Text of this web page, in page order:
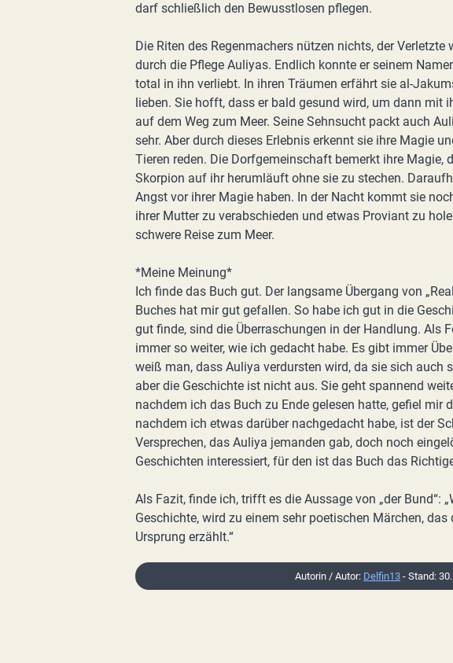
darf schließlich den Bewusstlosen pflegen.
Die Riten des Regenmachers nützen nichts, der
durch die Pflege Auliyas. Endlich konnte er seinem
total in ihn verliebt. In ihren Träumen erfährt sie al-
lieben. Sie hofft, dass er bald gesund wird, um dann mit
auf dem Weg zum Meer. Seine Sehnsucht packt auch
sehr. Aber durch dieses Erlebnis erkennt sie ihre Magie
Tieren reden. Die Dorfgemeinschaft bemerkt ihre Magie,
Skorpion auf ihr herumläuft ohne sie zu stechen.
Angst vor ihrer Magie haben. In der Nacht kommt sie
ihrer Mutter zu verabschieden und etwas Proviant zu
schwere Reise zum Meer.
*Meine Meinung*
Ich finde das Buch gut. Der langsame Übergang von
Buches hat mir gut gefallen. So habe ich gut in die
gut finde, sind die Überraschungen in der Handlung. Als
immer so weiter, wie ich gedacht habe. Es gibt immer
weiß man, dass Auliya verdursten wird, da sie sich auch
aber die Geschichte ist nicht aus. Sie geht spannend
nachdem ich das Buch zu Ende gelesen hatte, gefiel mir
nachdem ich etwas darüber nachgedacht habe, ist der
Versprechen, das Auliya jemanden gab, doch noch
Geschichten interessiert, für den ist das Buch das
Als Fazit, finde ich, trifft es die Aussage von „der Bund“:
Geschichte, wird zu einem sehr poetischen Märchen,
Ursprung erzählt.“
Autorin / Autor: Delfin13 - Stand: